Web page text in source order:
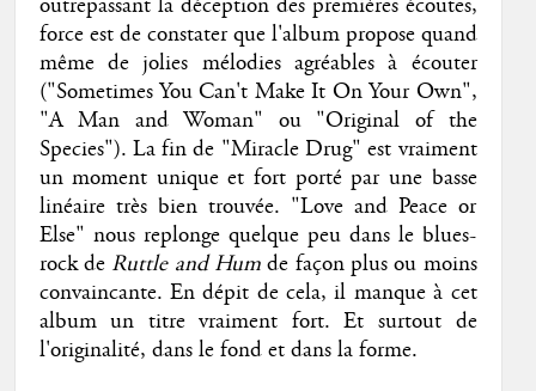
outrepassant la déception des premières écoutes,
force est de constater que l'album propose quand
même de jolies mélodies agréables à écouter
("Sometimes You Can't Make It On Your Own",
"A Man and Woman" ou "Original of the
Species"). La fin de "Miracle Drug" est vraiment
un moment unique et fort porté par une basse
linéaire très bien trouvée. "Love and Peace or
Else" nous replonge quelque peu dans le blues-
rock de Ruttle and Humde façon plus ou moins
convaincante. En dépit de cela, il manque à cet
album un titre vraiment fort. Et surtout de
l'originalité, dans le fond et dans la forme.